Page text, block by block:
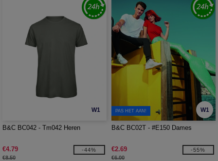
W1
B&C BC042 - Tm042 Heren
€4.79
€8.50
-44%
W1
PAS HET AAN!
B&C BC02T - #E150 Dames
€2.69
€6.00
-55%